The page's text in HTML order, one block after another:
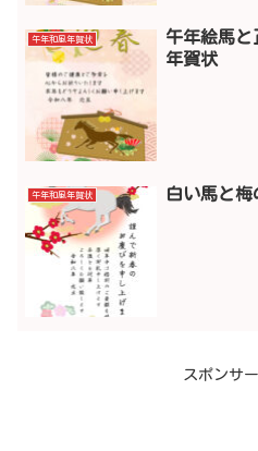
午年和風年賀状
午年絵馬と
年賀状
午年和風年賀状 白い馬と
スポンサ